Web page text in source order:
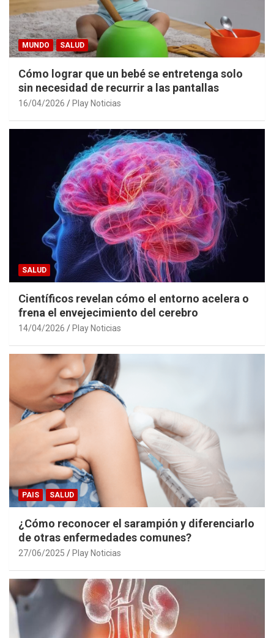
MUNDO SALUD
Cómo lograr que un bebé se entretenga solo
sin necesidad de recurrir a las pantallas
16/04/2026 Play Noticias
SALUD
Científicos revelan cómo el entorno acelera o
frena el envejecimiento del cerebro
14/04/2026 Play Noticias
PAIS SALUD
¿Cómo reconocer el sarampión y diferenciarlo
de otras enfermedades comunes?
27/06/2025 Play Noticias